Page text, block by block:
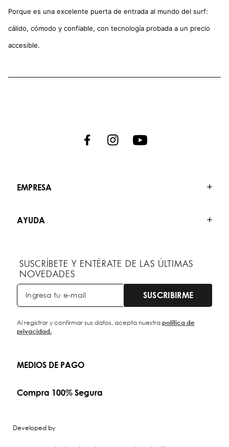
Porque es una excelente puerta de entrada al mundo del surf:
cálido, cómodo y confiable, con tecnología probada a un precio
accesible.
EMPRESA
AYUDA
SUSCRÍBETE Y ENTÉRATE DE LAS ÚLTIMAS
NOVEDADES
SUSCRIBIRME
Al registrar y confirmar sus datos, acepta nuestrapolítica de
privacidad.
MEDIOS DE PAGO
Compra 100% Segura
Developed by